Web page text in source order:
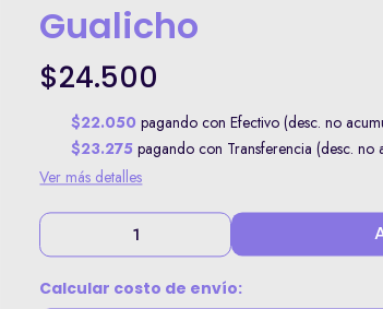
Gualicho
$24.500
$22.050 pagando con Efectivo (desc. no
$23.275 pagando con Transferencia (desc. no
Ver más detalles
Calcular costo de envío: